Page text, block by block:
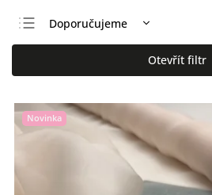
Doporučujeme
Nejlevnější
Nejdražší
Abecedně
Otevřít filtr
Novinka